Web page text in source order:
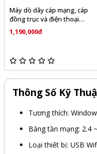
Máy dò dây cáp mạng, cáp
đồng trục và điện thoại
NOYAFA NF-168S
1,190,000đ
Thông Số Kỹ
Tương thích:
Băng tần mạng: 2.4
Loại thiết bị: USB